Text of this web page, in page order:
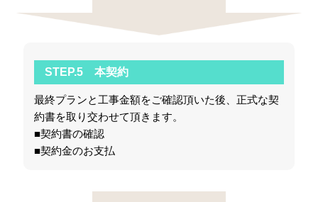
STEP.5 本契約
最終プランと工事金額をご確認頂いた後、正式な契
約書を取り交わせて頂きます。
■契約書の確認
■契約金のお支払